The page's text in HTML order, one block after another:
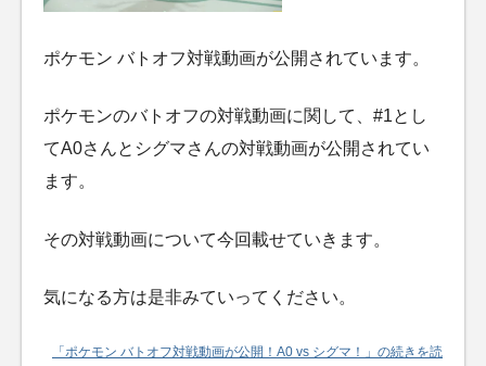
ポケモン バトオフ対戦動画が公開されています。
ポケモンのバトオフの対戦動画に関して、#1とし
てA0さんとシグマさんの対戦動画が公開されてい
ます。
その対戦動画について今回載せていきます。
気になる方は是非みていってください。
「ポケモン バトオフ対戦動画が公開！A0 vs シグマ！」の続きを読